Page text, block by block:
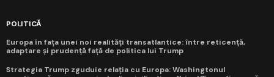
POLITICĂ
Europa în fața unei noi realități transatlantice: între reticență,
adaptare și prudență față de politica lui Trump
Strategia Trump zguduie relația cu Europa: Washingtonul